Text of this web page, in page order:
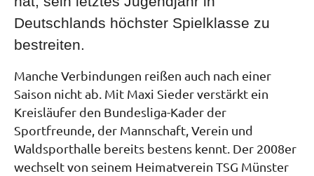
Deutschlands höchster Spielklasse zu
bestreiten.
Manche Verbindungen reißen auch nach einer
Saison nicht ab. Mit Maxi Sieder verstärkt ein
Kreisläufer den Bundesliga-Kader der
Sportfreunde, der Mannschaft, Verein und
Waldsporthalle bereits bestens kennt. Der 2008er
wechselt von seinem Heimatverein TSG Münster